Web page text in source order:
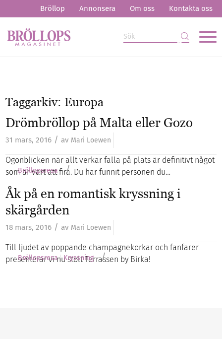
Bröllop Annonsera Om oss Kontakta oss
Taggarkiv: Europa
Drömbröllop på Malta eller Gozo
31 mars, 2016 / av Mari Loewen
Ögonblicken när allt verkar falla på plats är definitivt något
som är värt att fira. Du har funnit personen du…
Bröllopsresa /
Åk på en romantisk kryssning i
skärgården
18 mars, 2016 / av Mari Loewen
Till ljudet av poppande champagnekorkar och fanfarer
presenterar vi nu stolt Terrassen by Birka!
Bröllopsresa Kryssning /